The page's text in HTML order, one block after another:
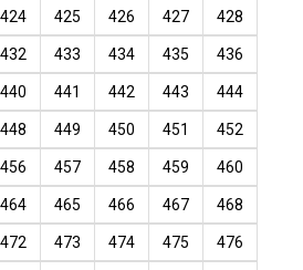
424 425 426 427 428
432 433 434 435 436
440 441 442 443 444
448 449 450 451 452
456 457 458 459 460
464 465 466 467 468
472 473 474 475 476